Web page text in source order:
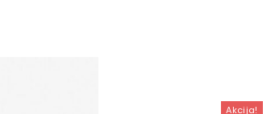
Akcija!